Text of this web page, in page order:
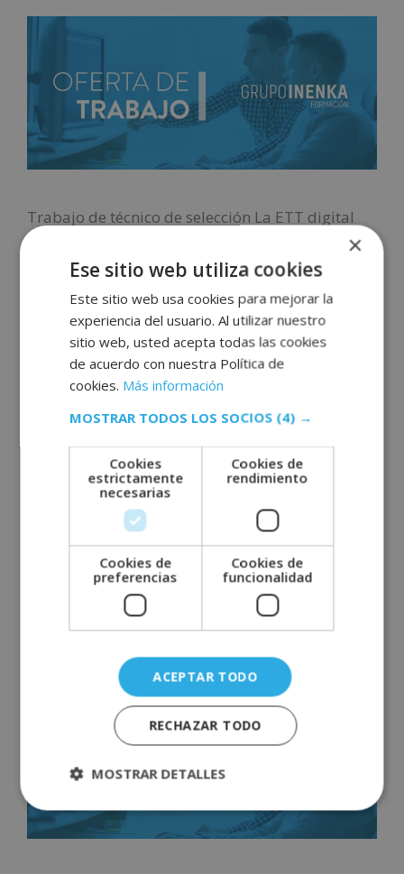
Trabajo de técnico de selección La ETT digital
Jobandtalent busca un candidato para
incorporarse a su equipo y realizar el trabajo de
Humanos y buscas trabajo de ello, no dejes
perder esta oportunidad. A continuación te
detallamos la oferta. Descripción del puesto
Puesto de trabajo: Técnico de selección …
Ofertas de empleo y prácticas
Deja un comentario
Oferta de trabajo: Gobernante de
×
Ese sitio web utiliza cookies
Este sitio web usa cookies para mejorar la
experiencia del usuario. Al utilizar nuestro
sitio web, usted acepta todas las cookies
de acuerdo con nuestra Política de
cookies. Más información
MOSTRAR TODOS LOS SOCIOS (4) →
Cookies
estrictamente
necesarias
Cookies de
rendimiento
Cookies de
preferencias
Cookies de
funcionalidad
ACEPTAR TODO
RECHAZAR TODO
MOSTRAR DETALLES